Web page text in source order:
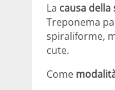
La causa della
Treponema
spiraliforme,
cute.
Come